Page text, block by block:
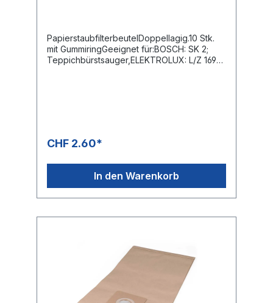
PapierstaubfilterbeutelDoppellagig.10 Stk.
mit GummiringGeeignet für:BOSCH: SK 2;
Teppichbürstsauger,ELEKTROLUX: L/Z 169-
Teppichbürstsauger,ROWENTA: Rotocraft
Teppichbürstsauger,
CHF 2.60*
In den Warenkorb